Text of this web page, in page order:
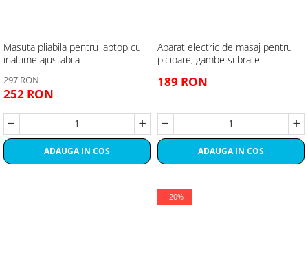
Masuta pliabila pentru laptop cu
inaltime ajustabila
297 RON
252 RON
ADAUGA IN COS
Aparat electric de masaj pentru
picioare, gambe si brate
189 RON
ADAUGA IN COS
-20%